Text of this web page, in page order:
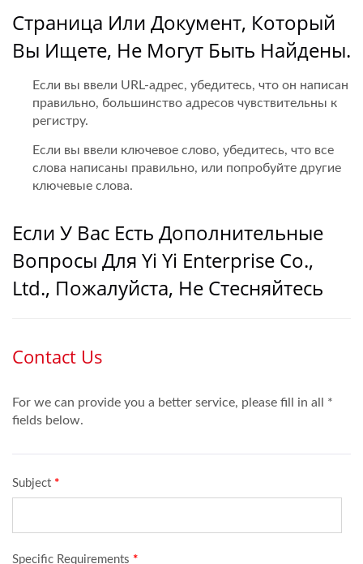
Страница Или Документ, Который
Вы Ищете, Не Могут Быть Найдены.
Если вы ввели URL-адрес, убедитесь, что он написан
правильно, большинство адресов чувствительны к
регистру.
Если вы ввели ключевое слово, убедитесь, что все
слова написаны правильно, или попробуйте другие
ключевые слова.
Если У Вас Есть Дополнительные
Вопросы Для Yi Yi Enterprise Co.,
Ltd., Пожалуйста, Не Стесняйтесь